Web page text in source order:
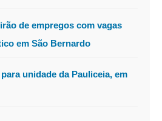
de empregos com vagas
em São Bernardo
unidade da Pauliceia, em